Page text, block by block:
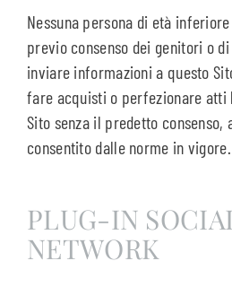
Nessuna persona di età
previo consenso dei genitori o
inviare informazioni a questo
fare acquisti o perfezionare atti
Sito senza il predetto consenso,
consentito dalle norme in vigore.
PLUG-IN
NETWORK